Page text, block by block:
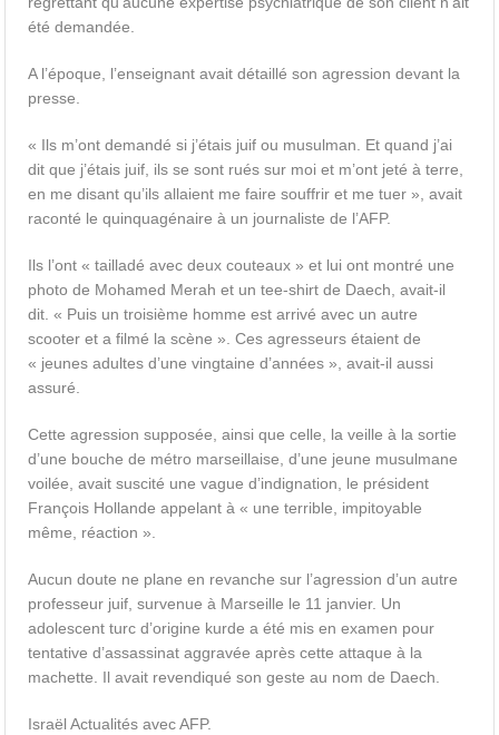
été demandée.
A l’époque, l’enseignant avait détaillé son agression devant la
presse.
« Ils m’ont demandé si j’étais juif ou musulman. Et quand j’ai
dit que j’étais juif, ils se sont rués sur moi et m’ont jeté à terre,
en me disant qu’ils allaient me faire souffrir et me tuer », avait
raconté le quinquagénaire à un journaliste de l’AFP.
Ils l’ont « tailladé avec deux couteaux » et lui ont montré une
photo de Mohamed Merah et un tee-shirt de Daech, avait-il
dit. « Puis un troisième homme est arrivé avec un autre
scooter et a filmé la scène ». Ces agresseurs étaient de
« jeunes adultes d’une vingtaine d’années », avait-il aussi
assuré.
Cette agression supposée, ainsi que celle, la veille à la sortie
d’une bouche de métro marseillaise, d’une jeune musulmane
voilée, avait suscité une vague d’indignation, le président
François Hollande appelant à « une terrible, impitoyable
même, réaction ».
Aucun doute ne plane en revanche sur l’agression d’un autre
professeur juif, survenue à Marseille le 11 janvier. Un
adolescent turc d’origine kurde a été mis en examen pour
tentative d’assassinat aggravée après cette attaque à la
machette. Il avait revendiqué son geste au nom de Daech.
Israël Actualités avec AFP.